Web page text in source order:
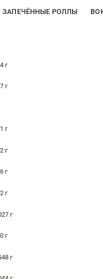
ЗАПЕЧЁННЫЕ РОЛЛЫ
г
г
г
г
г
г
г
г
г